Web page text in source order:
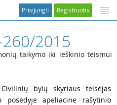
Registruotis
Prisijungti
260/2015
taikymo iki ieškinio teismui
bylų skyriaus teisėjas
posėdyje apeliacine rašytinio